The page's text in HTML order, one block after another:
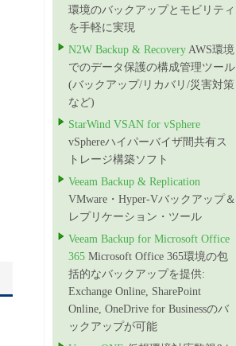
環境のバックアップとモビリティ
を手軽に実現
N2W Backup & Recovery AWS環境
でのデータ保護の構成管理ツール
(バックアップ/リカバリ/災害対策
など)
StarWind VSAN for vSphere
vSphereハイパーバイザ間共有ス
トレージ構築ソフト
Veeam Backup & Replication
VMware・Hyper-Vバックアップ＆
レプリケーション・ツール
Veeam Backup for Microsoft Office
365 Microsoft Office 365環境の包
括的なバックアップを提供:
Exchange Online, SharePoint
Online, OneDrive for Businessのバ
ックアップが可能